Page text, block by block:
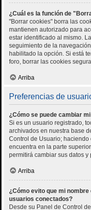
¿Cuál es la función de
"Borrar cookies" borra las
mantienen autorizado para
estar identificado al mismo.
seguimiento de la
habilitado la opción. Si está
foro, borrar las cookies
Arriba
Preferencias de
¿Cómo se puede cambiar
Si es un usuario registrado,
archivados en nuestra base
Control de Usuario;
encuentra en la parte
permitirá cambiar sus datos y
Arriba
¿Cómo evito que mi
usuarios conectados?
Desde su Panel de Control